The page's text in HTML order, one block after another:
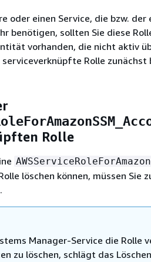
oder einen Service, die bzw.
benötigen, sollten Sie diese
vorhanden, die nicht aktiv
Rolle zunächst
Rolle
löschen können, müssen Sie
Manager-Service die Rolle
zu löschen, schlägt das